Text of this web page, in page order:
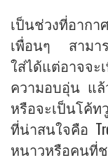
เป็นช่วงที่อา
เพื่อนๆ สามา
ใส่ได้แต่อาจจะ
ความอบอุ่น แล้
หรือจะเป็นโค้
ที่น่าสนใจคือ
หนาวหรือคนที่